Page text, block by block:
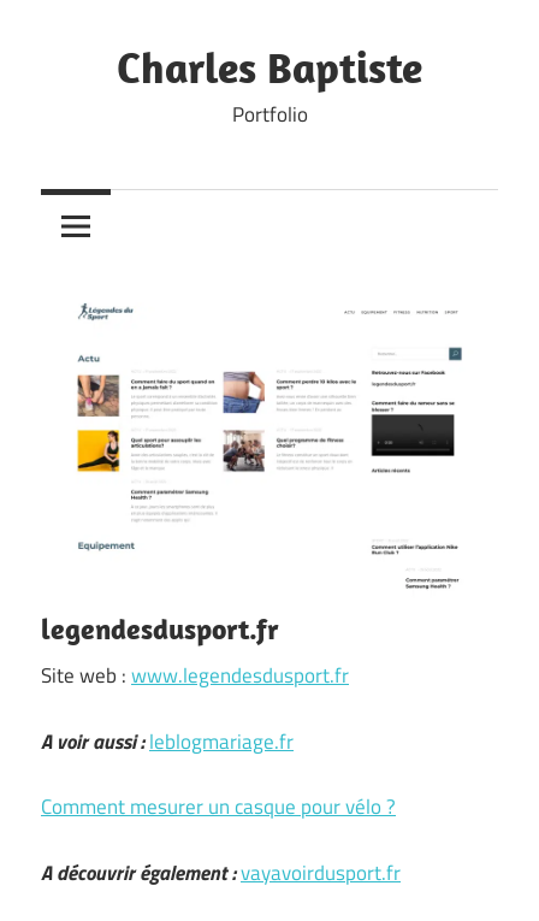
Charles Baptiste
Portfolio
legendesdusport.fr
Site web :www.legendesdusport.fr
A voir aussi :leblogmariage.fr
Comment mesurer un casque pour vélo ?
A découvrir également :vayavoirdusport.fr